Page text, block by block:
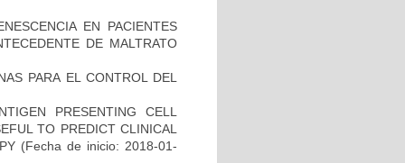
EN PACIENTES
DE MALTRATO
PARA EL CONTROL DEL
PRESENTING CELL
TO PREDICT CLINICAL
(Fecha de inicio: 2018-01-